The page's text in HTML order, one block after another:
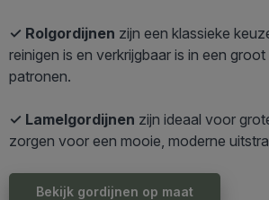
✓ Rolgordijnen zijn een klassieke
reinigen is en verkrijgbaar is in een
patronen.
✓ Lamelgordijnen zijn ideaal voor
zorgen voor een mooie, moderne
Bekijk gordijnen op maat